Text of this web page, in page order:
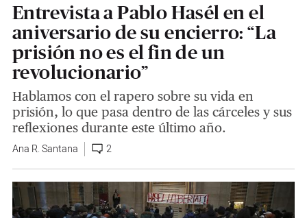
Entrevista a Pablo Hasél en el
aniversario de su encierro: “La
prisión no es el fin de un
revolucionario”
Hablamos con el rapero sobre su vida en
prisión, lo que pasa dentro de las cárceles y sus
reflexiones durante este último año.
Ana R. Santana 2